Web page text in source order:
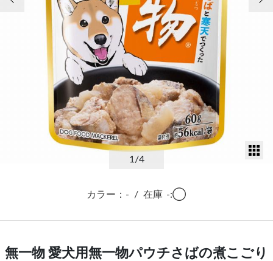
1/4
カラー：- / 在庫 -:◯
無一物 愛犬用無一物パウチさばの煮こごり